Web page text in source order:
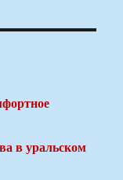
в уральском